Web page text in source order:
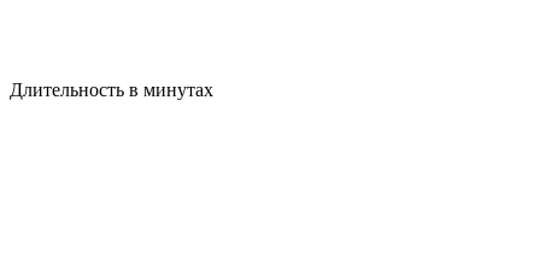
Длительность в минутах